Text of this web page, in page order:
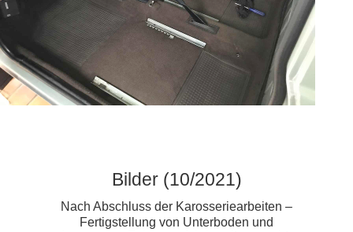
Bilder (10/2021)
Nach Abschluss der Karosseriearbeiten –
Fertigstellung von Unterboden und